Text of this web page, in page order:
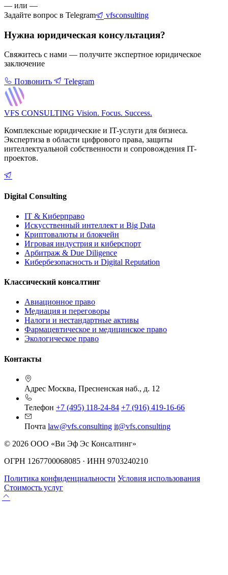
— или —
Задайте вопрос в Telegram
vfsconsulting
Нужна юридическая консультация?
Свяжитесь с нами — получите экспертное юридическое
заключение
Позвонить Telegram
VFS CONSULTING Vision. Focus. Success.
Комплексные юридические и IT-услуги для бизнеса.
Экспертиза в области цифрового права, защиты
интеллектуальной собственности и сопровождения IT-
проектов.
Digital Consulting
IT & Киберправо
Искусственный интеллект и Big Data
Криптовалюты и блокчейн
Игровая индустрия и киберспорт
Арбитраж & Due Diligence
Кибербезопасность и Digital Reputation
Классический консалтинг
Авиационное право
Медиация и переговоры
Налоги и нестандартные активы
Фармацевтическое и медицинское право
Экологическое право
Контакты
Адрес Москва, Пресненская наб., д. 12
Телефон +7 (495) 118-24-84 +7 (916) 419-16-66
Почта law@vfs.consulting it@vfs.consulting
© 2026 ООО «Ви Эф Эс Консалтинг»
ОГРН 1267700068085 · ИНН 9703240210
Политика конфиденциальности Условия использования
Стоимость услуг